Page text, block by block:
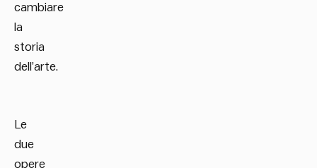
cambiare
la
storia
dell’arte.
Le
due
opere